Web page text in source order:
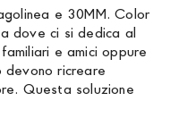
e 30MM. Color
dove ci si dedica al
e amici oppure
ricreare
Questa soluzione